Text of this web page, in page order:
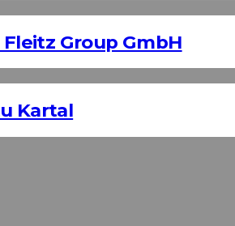
Group GmbH
Kartal